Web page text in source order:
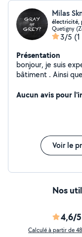
Milas
électricité,
Quetigny
3/5
Présentation
bonjour, je suis
bâtiment . Ainsi
Aucun avis pour
Voir le
Nos
4,6/5
Calculé à partir de